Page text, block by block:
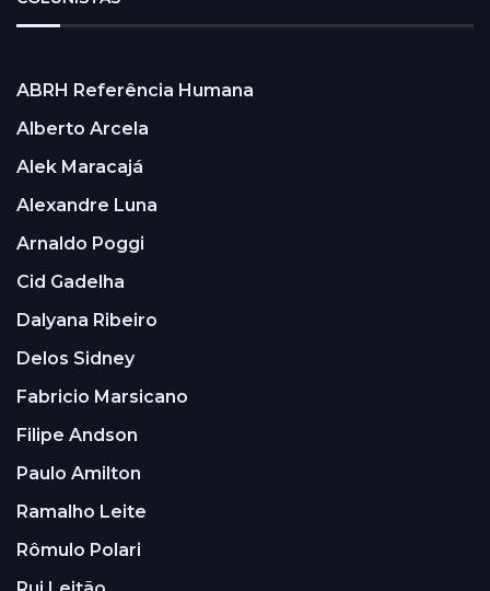
ABRH Referência Humana
Alberto Arcela
Alek Maracajá
Alexandre Luna
Arnaldo Poggi
Cid Gadelha
Dalyana Ribeiro
Delos Sidney
Fabricio Marsicano
Filipe Andson
Paulo Amilton
Ramalho Leite
Rômulo Polari